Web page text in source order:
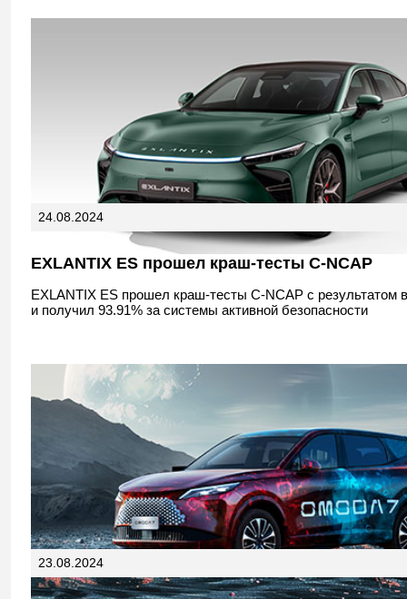
24.08.2024
EXLANTIX ES прошел краш-тесты C-NCAP
EXLANTIX ES прошел краш-тесты C-NCAP c результатом
и получил 93.91% за системы активной безопасности
23.08.2024